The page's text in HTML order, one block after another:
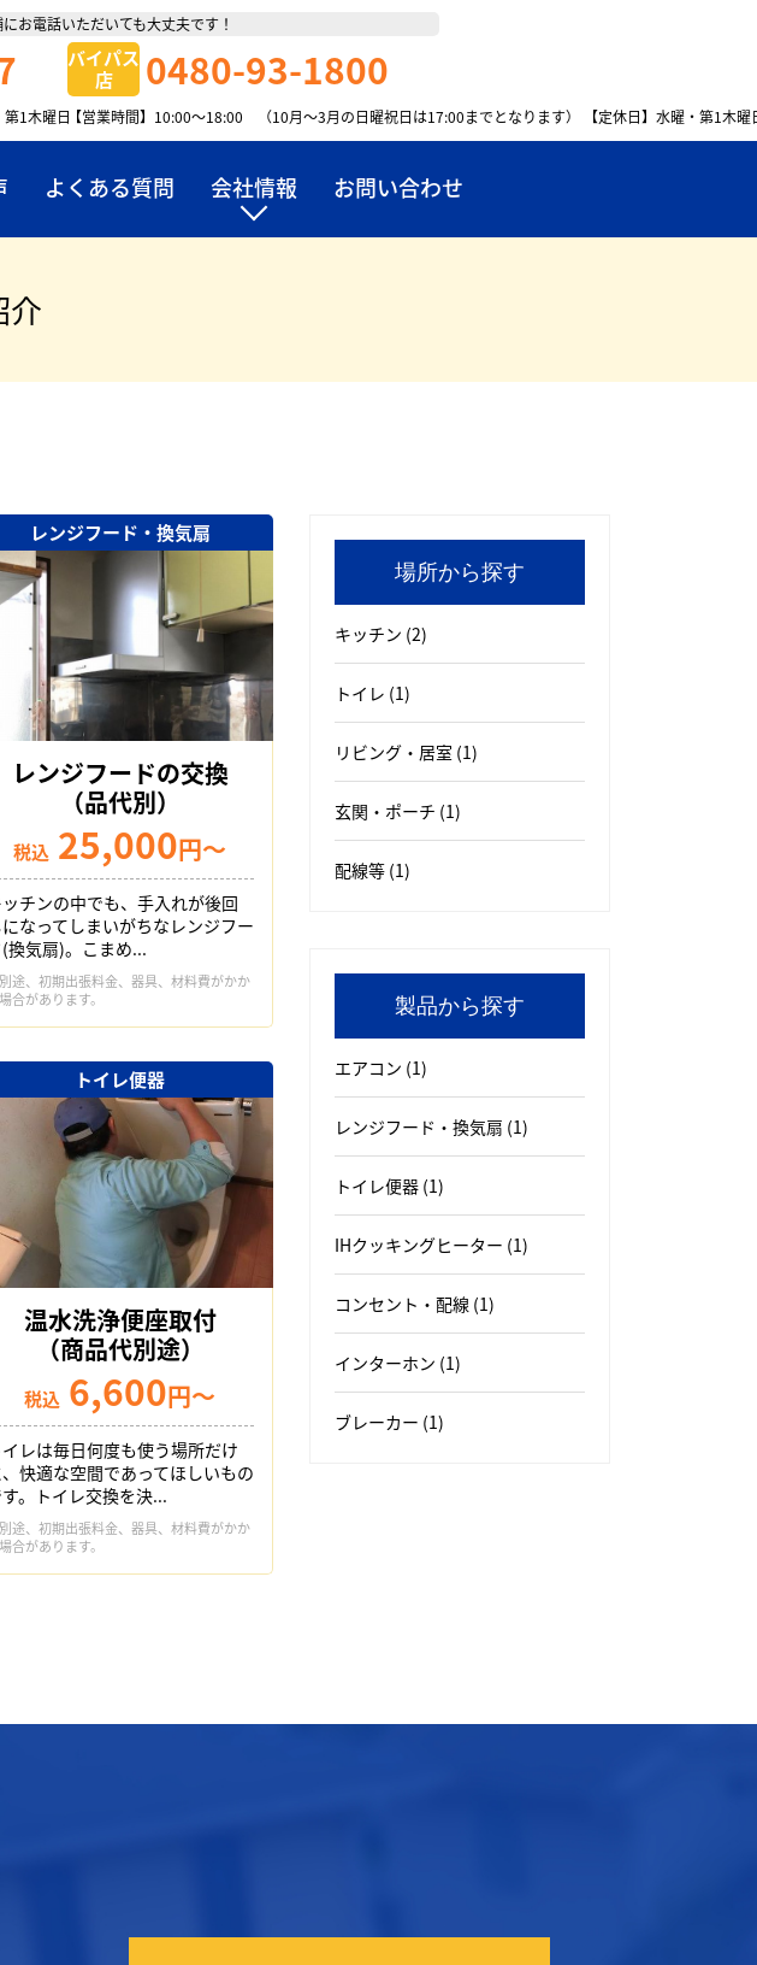
お電話いただいても大丈夫です！
第1木曜日
バイパス
店
0480-93-1800
【営業時間】10:00～18:00 （10月～3月の日曜祝日は17:00までとなります） 【定休日】水曜・第1木曜
よくある質問 会社情報
採用情報
お問い合わせ
介
レンジフード・換気扇
レンジフードの交換
（品代別）
税込 25,000円～
チンの中でも、手入れが後回
になってしまいがちなレンジフー
(換気扇)。こまめ...
途、初期出張料金、器具、材料費がかか
合があります。
トイレ便器
温水洗浄便座取付
（商品代別途）
税込 6,600円～
イレは毎日何度も使う場所だけ
快適な空間であってほしいもの
。トイレ交換を決...
途、初期出張料金、器具、材料費がかか
合があります。
場所から探す
キッチン (2)
トイレ (1)
リビング・居室 (1)
玄関・ポーチ (1)
配線等 (1)
製品から探す
エアコン (1)
レンジフード・換気扇 (1)
トイレ便器 (1)
IHクッキングヒーター (1)
コンセント・配線 (1)
インターホン (1)
ブレーカー (1)